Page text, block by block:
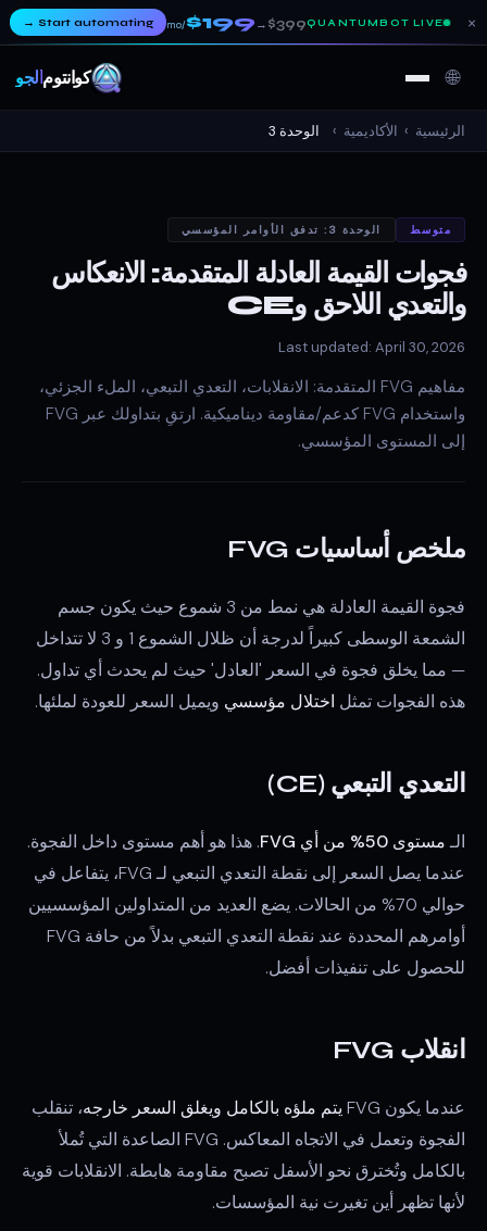
QUANTUMBOT LIVE
$399
→
$199
/mo
Start automating
→ ×
كوانتومألجو 🌐
الرئيسية › الأكاديمية › الوحدة 3
متوسط الوحدة 3: تدفق الأوامر المؤسسي
فجوات القيمة العادلة المتقدمة: الانعكاس
والتعدي اللاحق وCE
Last updated: April 30, 2026
مفاهيم FVG المتقدمة: الانقلابات، التعدي التبعي، الملء الجزئي،
واستخدام FVG كدعم/مقاومة ديناميكية. ارتقِ بتداولك عبر FVG
إلى المستوى المؤسسي.
ملخص أساسيات FVG
فجوة القيمة العادلة هي نمط من 3 شموع حيث يكون جسم
الشمعة الوسطى كبيراً لدرجة أن ظلال الشموع 1 و 3 لا تتداخل
— مما يخلق فجوة في السعر 'العادل' حيث لم يحدث أي تداول.
هذه الفجوات تمثل اختلال مؤسسي ويميل السعر للعودة لملئها.
التعدي التبعي (CE)
الـمستوى 50% من أي FVG
. هذا هو أهم مستوى داخل الفجوة.
عندما يصل السعر إلى نقطة التعدي التبعي لـ FVG، يتفاعل في
حوالي 70% من الحالات. يضع العديد من المتداولين المؤسسيين
أوامرهم المحددة عند نقطة التعدي التبعي بدلاً من حافة FVG
للحصول على تنفيذات أفضل.
انقلاب FVG
عندما يكون FVG يتم ملؤه بالكامل ويغلق السعر خارجه، تنقلب
الفجوة وتعمل في الاتجاه المعاكس. FVG الصاعدة التي تُملأ
بالكامل وتُخترق نحو الأسفل تصبح مقاومة هابطة. الانقلابات قوية
لأنها تظهر أين تغيرت نية المؤسسات.